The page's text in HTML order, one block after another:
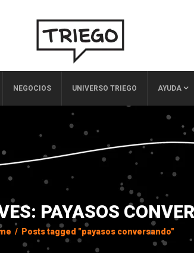
NEGOCIOS UNIVERSO TRIEGO AYUDA
PAYASOS
/ Posts tagged "payasos conversando"